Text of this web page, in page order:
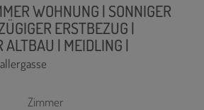
WOHNUNG | SONNIGER
ERSTBEZUG |
ALTBAU | MEIDLING |
Zimmer